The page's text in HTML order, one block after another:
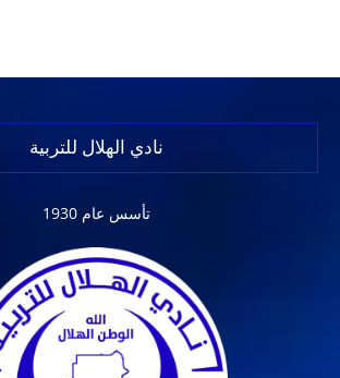
نادي الهلال للتربية
تأسس عام 1930